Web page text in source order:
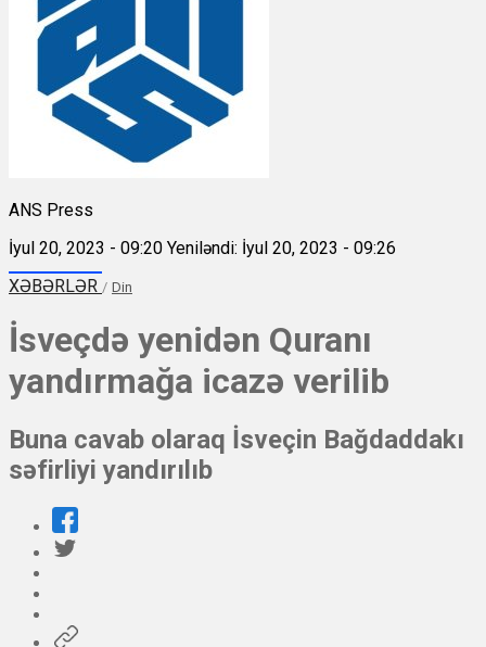
ANS Press
İyul 20, 2023 - 09:20 Yeniləndi: İyul 20, 2023 - 09:26
XƏBƏRLƏR / Din
İsveçdə yenidən Quranı
yandırmağa icazə verilib
Buna cavab olaraq İsveçin Bağdaddakı
səfirliyi yandırılıb